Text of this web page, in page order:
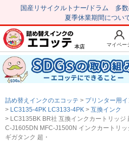
国産リサイクルトナー/ドラム 多数
夏季休業期間につい
新規会員登録
トップページ
注文履歴
はじめての方へ
本店 マイペー
詰め替えインクのエコッテ プリンター用イ
LC3135-4PK LC3133-4PK
互換インク
LC3135BK BR社 互換インクカートリッ
C-J1605DN MFC-J1500N インクカートリ
ギガタンク 超・